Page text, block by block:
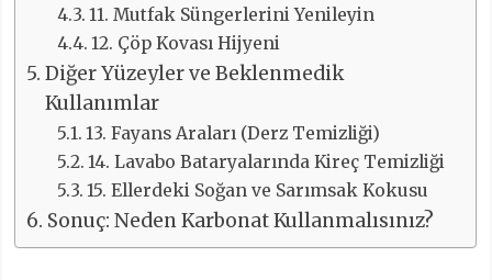
11. Mutfak Süngerlerini Yenileyin
12. Çöp Kovası Hijyeni
Diğer Yüzeyler ve Beklenmedik
Kullanımlar
13. Fayans Araları (Derz Temizliği)
14. Lavabo Bataryalarında Kireç Temizliği
15. Ellerdeki Soğan ve Sarımsak Kokusu
Sonuç: Neden Karbonat Kullanmalısınız?